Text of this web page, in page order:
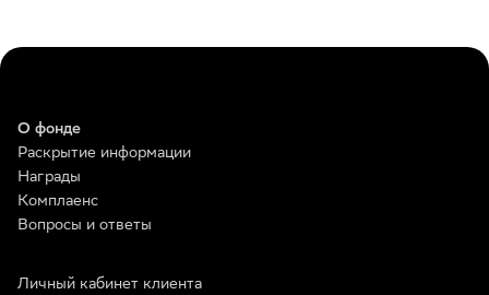
О фонде
Раскрытие информации
Награды
Комплаенс
Вопросы и ответы
Личный кабинет клиента